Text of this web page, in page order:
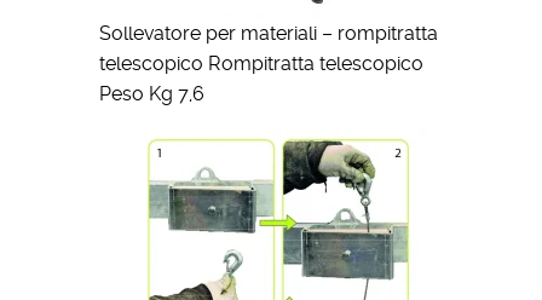
Sollevatore per materiali – rompitratta
telescopico Rompitratta telescopico
Peso Kg 7,6